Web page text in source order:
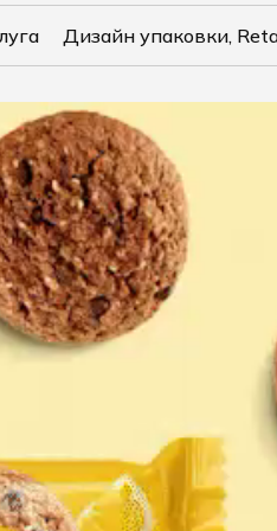
Дизайн упаковки,